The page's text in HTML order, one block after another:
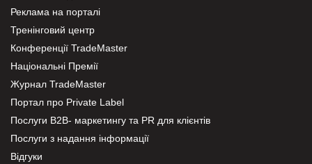
Реклама на порталі
Тренінговий центр
Конференції TradeMaster
Національні Премії
Журнал TradeMaster
Портал про Private Label
Послуги В2В- маркетингу та PR для клієнтів
Послуги з надання інформації
Відгуки